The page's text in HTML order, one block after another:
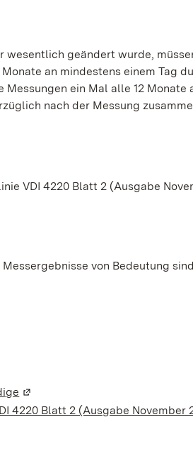
geändert wurde,
an mindestens einem Tag
ein Mal alle 12 Monate
nach der Messung
VDI 4220 Blatt 2 (Ausgabe
von Bedeutung sind.
(Wird in einem neuen Fenster
4220 Blatt 2 (Ausgabe November